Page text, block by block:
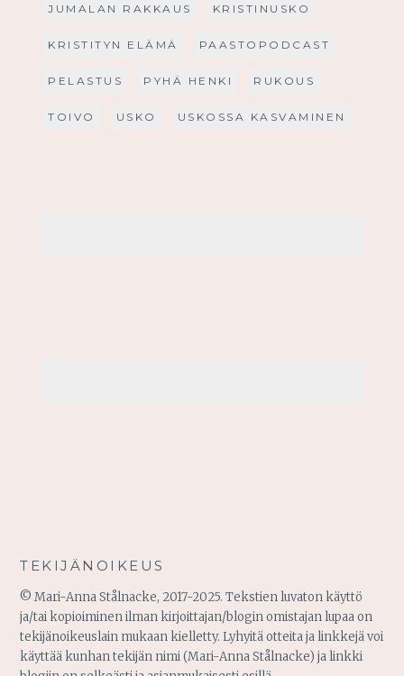
JUMALAN RAKKAUS KRISTINUSKO
KRISTITYN ELÄMÄ PAASTOPODCAST
PELASTUS PYHÄ HENKI RUKOUS
TOIVO USKO USKOSSA KASVAMINEN
TEKIJÄNOIKEUS
© Mari-Anna Stålnacke, 2017-2025. Tekstien luvaton käyttö
ja/tai kopioiminen ilman kirjoittajan/blogin omistajan lupaa on
tekijänoikeuslain mukaan kielletty. Lyhyitä otteita ja linkkejä voi
käyttää kunhan tekijän nimi (Mari-Anna Stålnacke) ja linkki